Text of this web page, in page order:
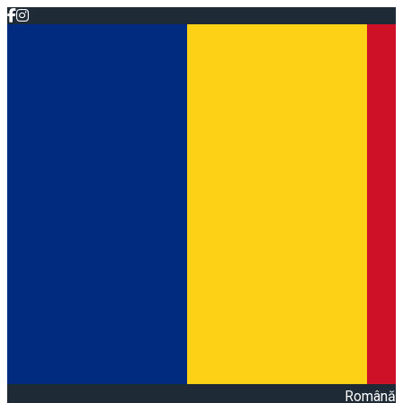
Română